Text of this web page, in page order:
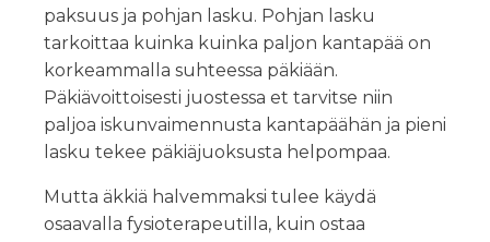
paksuus ja pohjan lasku. Pohjan lasku
tarkoittaa kuinka kuinka paljon kantapää on
korkeammalla suhteessa päkiään.
Päkiävoittoisesti juostessa et tarvitse niin
paljoa iskunvaimennusta kantapäähän ja pieni
lasku tekee päkiäjuoksusta helpompaa.
Mutta äkkiä halvemmaksi tulee käydä
osaavalla fysioterapeutilla, kuin ostaa